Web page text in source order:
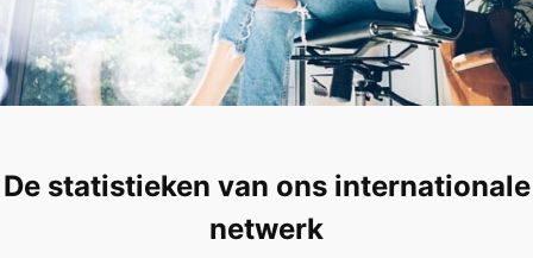
De statistieken van ons internationale
netwerk